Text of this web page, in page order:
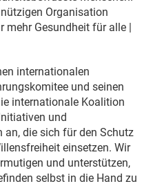
Organisation
mehr Gesundheit für alle |
internationalen
und seinen
internationale Koalition
und
die sich für den Schutz
einsetzen. Wir
und unterstützen,
selbst in die Hand zu